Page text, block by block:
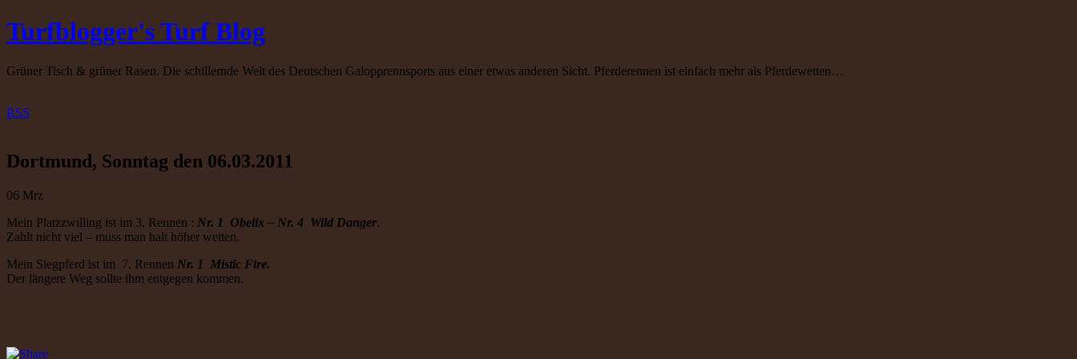
Turfblogger's Turf Blog
Grüner Tisch & grüner Rasen. Die schillernde Welt des Deutschen Galopprennsports aus einer etwas anderen Sicht. Pferderennen ist einfach mehr als Pferdewetten…
RSS
Dortmund, Sonntag den 06.03.2011
06 Mrz
Mein Platzzwilling ist im 3. Rennen : Nr. 1 Obelix – Nr. 4 Wild Danger.
Zahlt nicht viel – muss man halt höher wetten.
Mein Siegpferd ist im 7. Rennen Nr. 1 Mistic Fire.
Der längere Weg sollte ihm entgegen kommen.